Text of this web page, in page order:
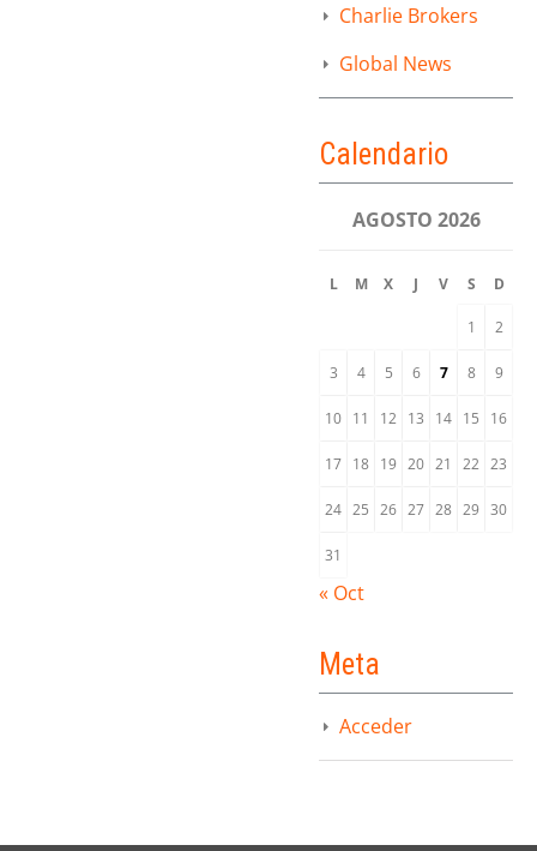
Charlie Brokers
Global News
Calendario
AGOSTO 2026
L M X J V S D
1 2
3 4 5 6 7 8 9
10 11 12 13 14 15 16
17 18 19 20 21 22 23
24 25 26 27 28 29 30
31
« Oct
Meta
Acceder